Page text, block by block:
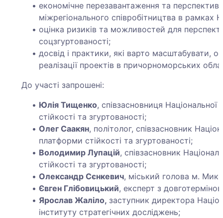
економічне перезавантаження та
міжрегіонального співробітництва в рамках
оцінка ризиків та можливостей для
соцзгуртованості;
досвід і практики, які варто масштабувати,
реалізації проектів в причорноморських
До участі запрошені:
Юлія Тищенко, співзасновниця
стійкості та згуртованості;
Олег Саакян, політолог, співзасновник
платформи стійкості та згуртованості;
Володимир Лупацій, співзасновник
стійкості та згуртованості;
Олександр Сєнкевич, міський голова м.
Євген Глібовицький, експерт з
Ярослав Жаліло, заступник директора
інституту стратегічних досліджень;